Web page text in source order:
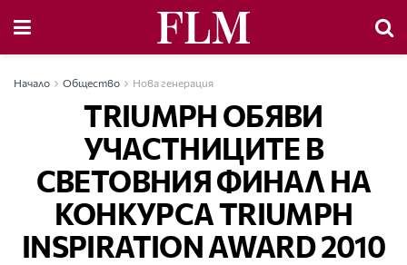
Начало Общество Нова генерация
TRIUMPH ОБЯВИ
УЧАСТНИЦИТЕ В
СВЕТОВНИЯ ФИНАЛ НА
КОНКУРСА TRIUMPH
INSPIRATION AWARD 2010